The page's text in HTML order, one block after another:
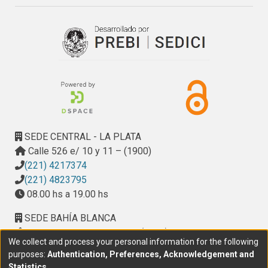
SEDE CENTRAL - LA PLATA
Calle 526 e/ 10 y 11 – (1900)
(221) 4217374
(221) 4823795
08.00 hs a 19.00 hs
SEDE BAHÍA BLANCA
Calle Ciudad de Cali 320 – (8000). Universidad
Provincial del Sudoeste (UPSO)
(291) 459 2550, interno 147
We collect and process your personal information for the following
purposes: Authentication, Preferences, Acknowledgement and